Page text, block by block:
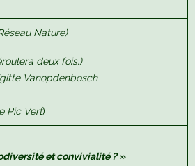
éseau Nature)
deux fois.) :
Vanopdenbosch
Pic Vert)
et convivialité ? »